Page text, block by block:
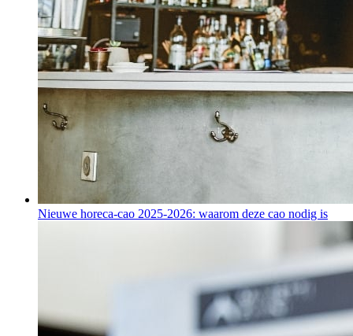
Nieuwe horeca-cao 2025-2026: waarom deze cao nodig is